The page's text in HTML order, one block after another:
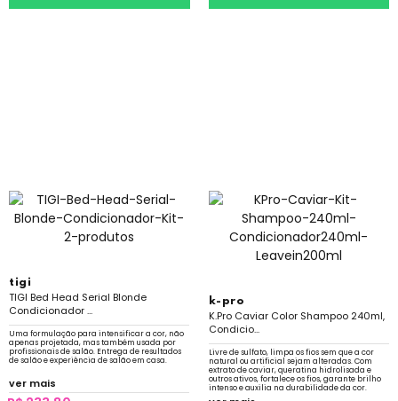
tigi
TIGI Bed Head Serial Blonde
Condicionador ...
Uma formulação para intensificar a cor, não
apenas projetada, mas também usada por
profissionais de salão. Entrega de resultados
de salão e experiência de salão em casa.
ver mais
k-pro
K.Pro Caviar Color Shampoo 240ml,
Condicio...
Livre de sulfato, limpa os fios sem que a cor
natural ou artificial sejam alteradas. Com
extrato de caviar, queratina hidrolisada e
outros ativos, fortalece os fios, garante brilho
intenso e auxilia na durabilidade da cor.